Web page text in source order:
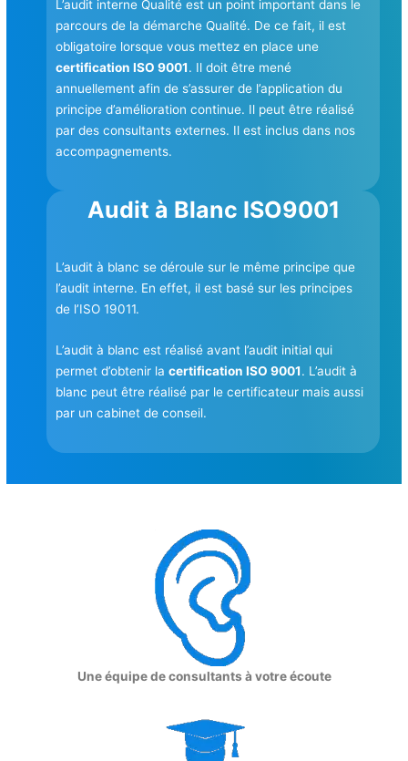
L’audit interne Qualité est un point important dans le
parcours de la démarche Qualité. De ce fait, il est
obligatoire lorsque vous mettez en place une
certification ISO 9001. Il doit être mené
annuellement afin de s’assurer de l’application du
principe d’amélioration continue. Il peut être réalisé
par des consultants externes. Il est inclus dans nos
accompagnements.
Audit à Blanc ISO9001
L’audit à blanc se déroule sur le même principe que
l’audit interne. En effet, il est basé sur les principes
de l’ISO 19011.
L’audit à blanc est réalisé avant l’audit initial qui
permet d’obtenir lacertification ISO 9001. L’audit à
blanc peut être réalisé par le certificateur mais aussi
par un cabinet de conseil.
Une équipe de consultants à votre écoute